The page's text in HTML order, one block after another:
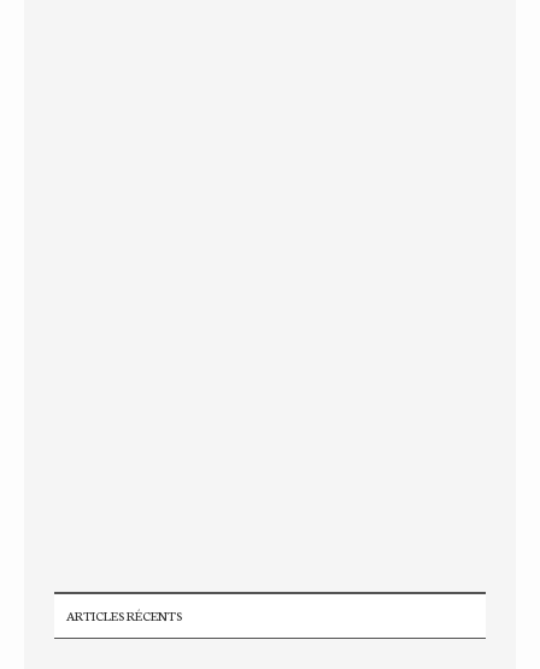
ARTICLES RÉCENTS